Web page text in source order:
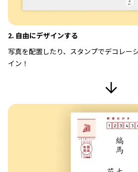
2. 自由にデザインする
写真を配置したり、スタンプでデコレー
イン！